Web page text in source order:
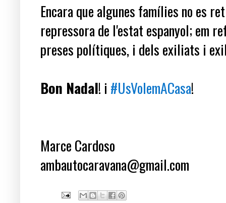
Encara que algunes famílies no es
repressora de l'estat espanyol; em
preses polítiques, i dels exiliats i
Bon Nadal! i #UsVolemACasa!
Marce Cardoso
ambautocaravana@gmail.com